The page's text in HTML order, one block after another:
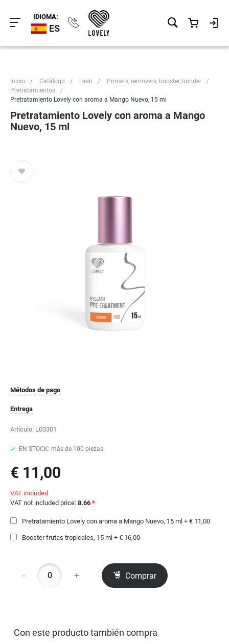
IDIOMA:
ES
Inicio / Catálogo / Lash / Primers, removers, booster, bonder
/
Pretratamientos
/
Pretratamiento Lovely con aroma a Mango Nuevo, 15 ml
Pretratamiento Lovely con aroma a Mango
Nuevo, 15 ml
Métodos de pago
Entrega
Artículo: L03301
EN STOCK: más de 100 piezas
€ 11,00
VAT included
VAT not included price: 8.66 *
Pretratamiento Lovely con aroma a Mango Nuevo, 15 ml + € 11,00
Booster frutas tropicales, 15 ml + € 16,00
- + Comprar
Con este producto también compra